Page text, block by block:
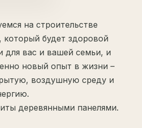
на строительстве
который будет здоровой
для вас и вашей семьи, и
новый опыт в жизни –
воздушную среду и
деревянными панелями.